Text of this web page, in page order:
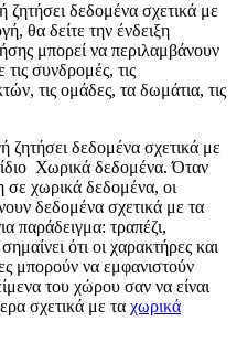
ζητήσει δεδομένα σχετικά με
θα δείτε την ένδειξη
μπορεί να περιλαμβάνουν
τις συνδρομές, τις
τις ομάδες, τα δωμάτια, τις
ζητήσει δεδομένα σχετικά με
Χωρικά δεδομένα. Όταν
σε χωρικά δεδομένα, οι
δεδομένα σχετικά με τα
παράδειγμα: τραπέζι,
ότι οι χαρακτήρες και
μπορούν να εμφανιστούν
του χώρου σαν να είναι
σχετικά με τα χωρικά